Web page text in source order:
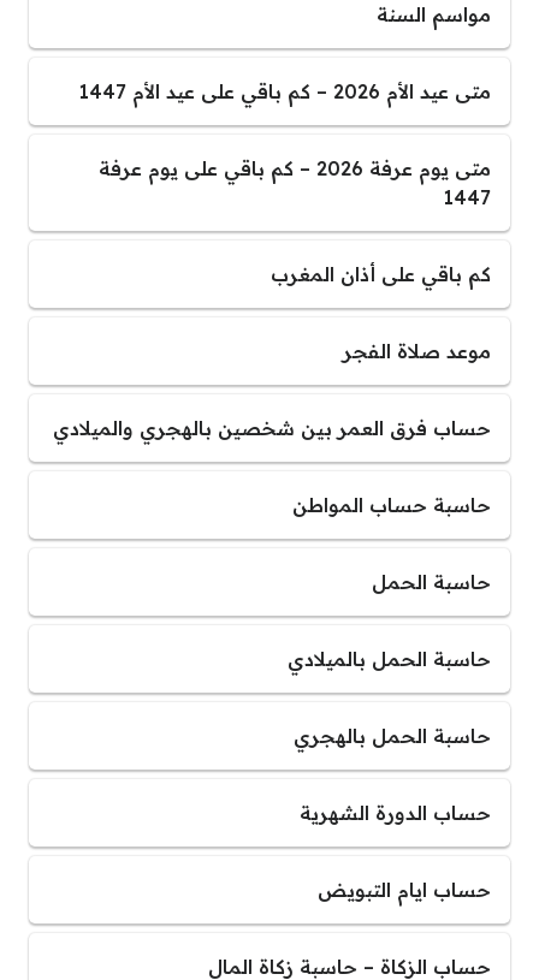
مواسم السنة
متى عيد الأم 2026 – كم باقي على عيد الأم 1447
متى يوم عرفة 2026 – كم باقي على يوم عرفة
1447
كم باقي على أذان المغرب
موعد صلاة الفجر
حساب فرق العمر بين شخصين بالهجري والميلادي
حاسبة حساب المواطن
حاسبة الحمل
حاسبة الحمل بالميلادي
حاسبة الحمل بالهجري
حساب الدورة الشهرية
حساب ايام التبويض
حساب الزكاة – حاسبة زكاة المال